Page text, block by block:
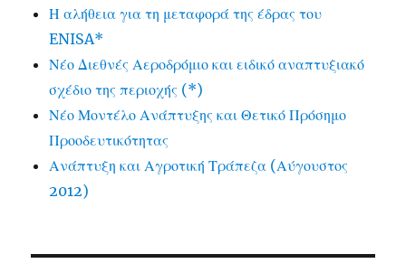
Η αλήθεια για τη μεταφορά της έδρας του
ENISA*
Νέο Διεθνές Αεροδρόμιο και ειδικό αναπτυξιακό
σχέδιο της περιοχής (*)
Νέο Μοντέλο Ανάπτυξης και Θετικό Πρόσημο
Προοδευτικότητας
Ανάπτυξη και Αγροτική Τράπεζα (Αύγουστος
2012)